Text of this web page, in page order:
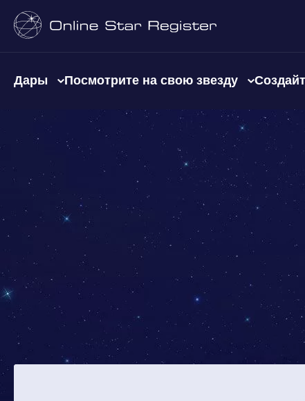
Дары Посмотрите на свою звезду